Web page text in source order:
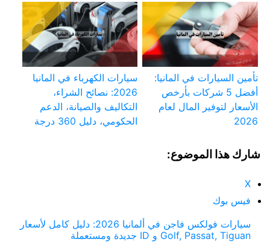
تأمين السيارات في المانيا:
أفضل 5 شركات بأرخص
الأسعار لتوفير المال لعام
2026
سيارات الكهرباء في المانيا
2026: نصائح الشراء،
التكاليف والصيانة، الدعم
الحكومي، دليل 360 درجة
شارك هذا الموضوع:
X
فيس بوك
سيارات فولكس فاجن في ألمانيا 2026: دليل كامل لأسعار
Golf, Passat, Tiguan و ID جديدة ومستعملة